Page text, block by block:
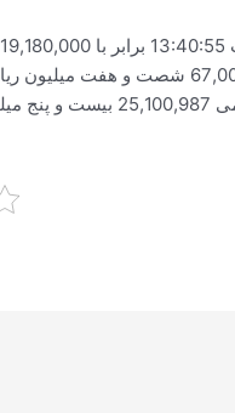
میلیون ریال
میلیون ریال قیمت سکه